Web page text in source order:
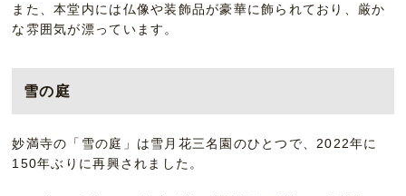
また、本堂内には仏像や装飾品が豪華に飾られており、厳か
な雰囲気が漂っています。
雪の庭
妙満寺の「雪の庭」は雪月花三名園のひとつで、2022年に
150年ぶりに再興されました。